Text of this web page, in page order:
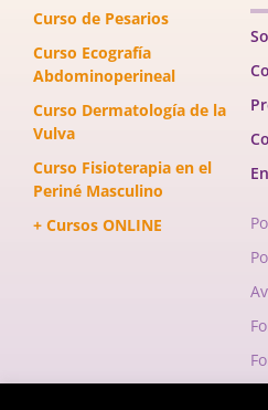
Curso de Pesarios
Curso Ecografía
Abdominoperineal
Curso Dermatología de la
Vulva
Curso Fisioterapia en el
Periné Masculino
+ Cursos ONLINE